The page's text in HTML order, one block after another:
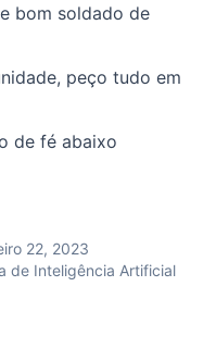
bom soldado de
peço tudo em
de fé abaixo
22, 2023
de Inteligência Artificial